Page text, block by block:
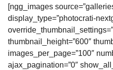
[ngg_images
display_type=”photocrati-
thumbnail_height=”600″
images_per_page=”100″
ajax_pagination=”0″